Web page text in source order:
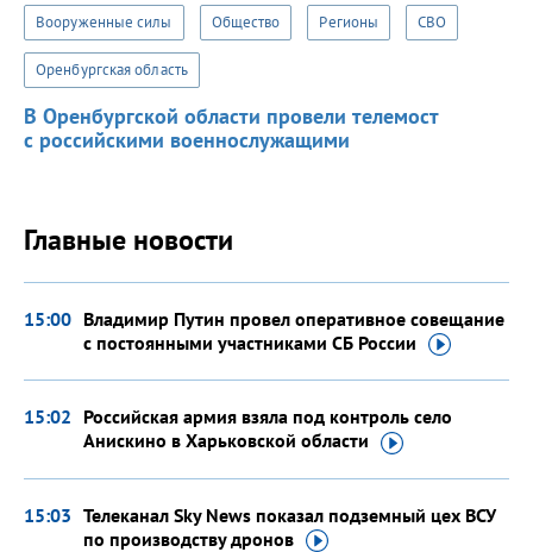
Вооруженные силы Общество Регионы СВО
Оренбургская область
В Оренбургской области провели телемост
с российскими военнослужащими
Главные новости
15:00 Владимир Путин провел оперативное совещание
с постоянными участниками СБ России
15:02 Российская армия взяла под контроль село
Анискино в Харьковской области
15:03 Телеканал Sky News показал подземный цех ВСУ
по производствудронов